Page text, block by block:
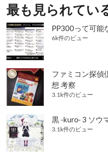
ー
シ
ョ
ン
最も見られてい
PP300って可能
6k件のビュー
ファミコン探偵
想 考察
3.1k件のビュー
黒 -kuro- 3 ソウ
3.1k件のビュー